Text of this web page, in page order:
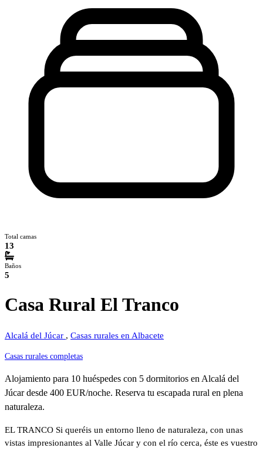
Total camas
13
Baños
5
Casa Rural El Tranco
Alcalá del Júcar , Casas rurales en Albacete
Casas rurales completas
Alojamiento para 10 huéspedes con 5 dormitorios en Alcalá del
Júcar desde 400 EUR/noche. Reserva tu escapada rural en plena
naturaleza.
EL TRANCO Si queréis un entorno lleno de naturaleza, con unas
vistas impresionantes al Valle Júcar y con el río cerca, éste es vuestro